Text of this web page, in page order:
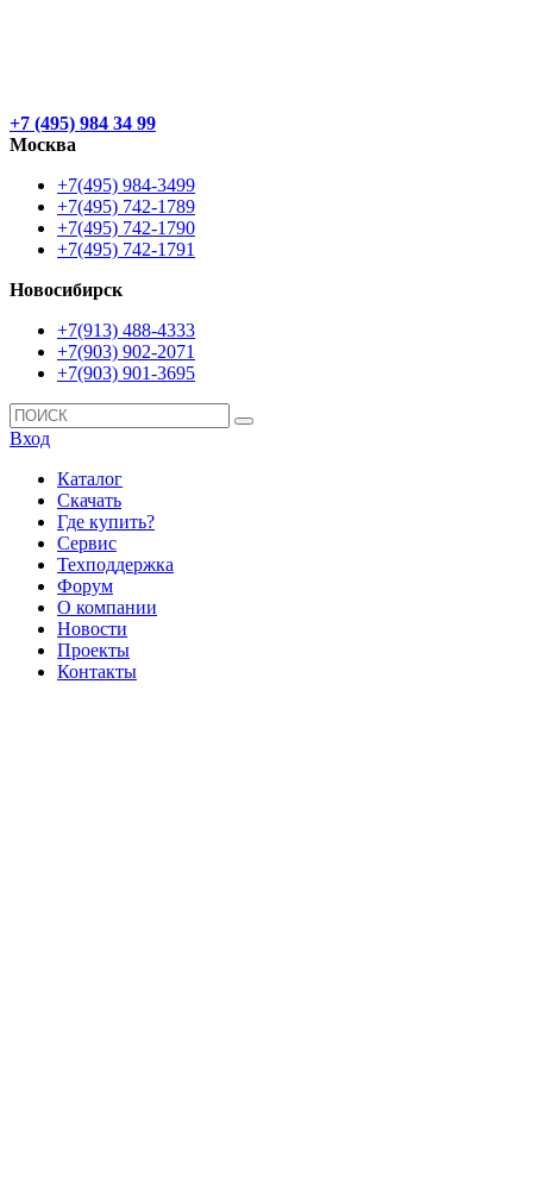
+7 (495) 984 34 99
Москва
+7(495) 984-3499
+7(495) 742-1789
+7(495) 742-1790
+7(495) 742-1791
Новосибирск
+7(913) 488-4333
+7(903) 902-2071
+7(903) 901-3695
Вход
Каталог
Скачать
Где купить?
Сервис
Техподдержка
Форум
О компании
Новости
Проекты
Контакты